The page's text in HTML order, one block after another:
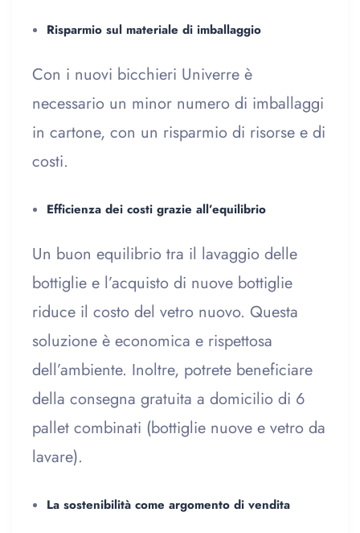
Risparmio sul materiale di imballaggio
Con i nuovi bicchieri Univerre è
necessario un minor numero di imballaggi
in cartone, con un risparmio di risorse e di
costi.
Efficienza dei costi grazie all’equilibrio
Un buon equilibrio tra il lavaggio delle
bottiglie e l’acquisto di nuove bottiglie
riduce il costo del vetro nuovo. Questa
soluzione è economica e rispettosa
dell’ambiente. Inoltre, potrete beneficiare
della consegna gratuita a domicilio di 6
pallet combinati (bottiglie nuove e vetro da
lavare).
La sostenibilità come argomento di vendita